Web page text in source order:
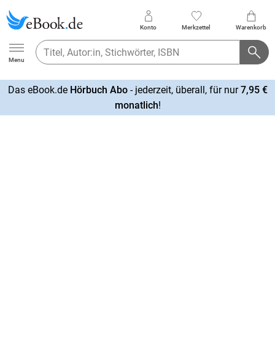
Ebook.de
Menu
Konto Merkzettel Warenkorb
Das eBook.de Hörbuch Abo- jederzeit, überall, für nur7,95 €
monatlich!